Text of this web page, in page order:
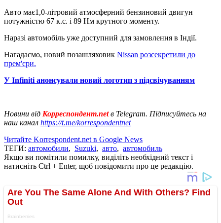
Авто має1,0-літровий атмосферний бензиновий двигун
потужністю 67 к.с. і 89 Нм крутного моменту.
Наразі автомобіль уже доступний для замовлення в Індії.
Нагадаємо, новий позашляховик Nissan розсекретили до
прем'єри.
У Infiniti анонсували новий логотип з підсвічуванням
Новини від Корреспондент.netв Telegram. Підписуйтесь на
наш канал https://t.me/korrespondentnet
Читайте Korrespondent.net в Google News
ТЕГИ: автомобили, Suzuki, авто, автомобиль
Якщо ви помітили помилку, виділіть необхідний текст і
натисніть Ctrl + Enter, щоб повідомити про це редакцію.